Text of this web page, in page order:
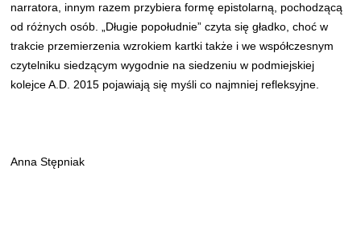
narratora, innym razem przybiera formę epistolarną, pochodzącą
od różnych osób. „Długie popołudnie” czyta się gładko, choć w
trakcie przemierzenia wzrokiem kartki także i we współczesnym
czytelniku siedzącym wygodnie na siedzeniu w podmiejskiej
kolejce A.D. 2015 pojawiają się myśli co najmniej refleksyjne.
Anna Stępniak